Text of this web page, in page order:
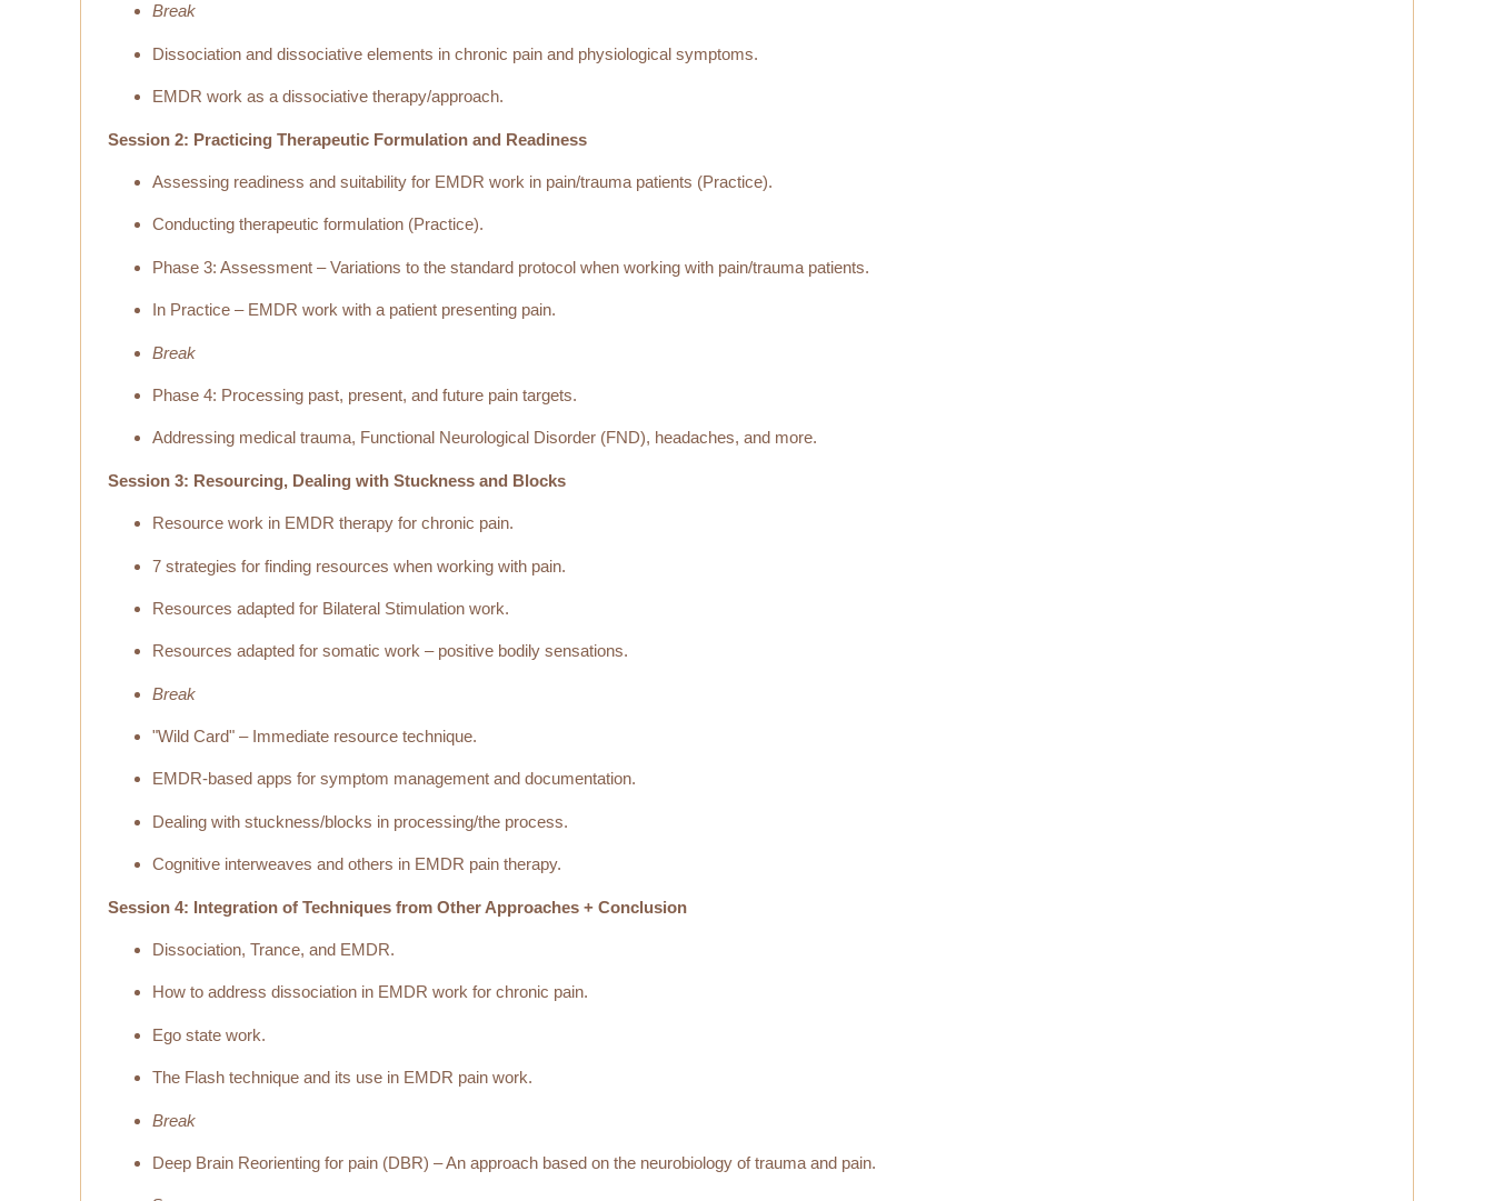
Break
Dissociation and dissociative elements in chronic pain and physiological symptoms.
EMDR work as a dissociative therapy/approach.
Session 2: Practicing Therapeutic Formulation and Readiness
Assessing readiness and suitability for EMDR work in pain/trauma patients (Practice).
Conducting therapeutic formulation (Practice).
Phase 3: Assessment – Variations to the standard protocol when working with pain/trauma patients.
In Practice – EMDR work with a patient presenting pain.
Break
Phase 4: Processing past, present, and future pain targets.
Addressing medical trauma, Functional Neurological Disorder (FND), headaches, and more.
Session 3: Resourcing, Dealing with Stuckness and Blocks
Resource work in EMDR therapy for chronic pain.
7 strategies for finding resources when working with pain.
Resources adapted for Bilateral Stimulation work.
Resources adapted for somatic work – positive bodily sensations.
Break
"Wild Card" – Immediate resource technique.
EMDR-based apps for symptom management and documentation.
Dealing with stuckness/blocks in processing/the process.
Cognitive interweaves and others in EMDR pain therapy.
Session 4: Integration of Techniques from Other Approaches + Conclusion
Dissociation, Trance, and EMDR.
How to address dissociation in EMDR work for chronic pain.
Ego state work.
The Flash technique and its use in EMDR pain work.
Break
Deep Brain Reorienting for pain (DBR) – An approach based on the neurobiology of trauma and pain.